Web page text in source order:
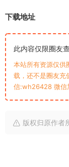
下载地址
此内容仅限圈友
本站所有资源仅供
载，还不是圈友充
信:wh26428 微信
版权归原作者